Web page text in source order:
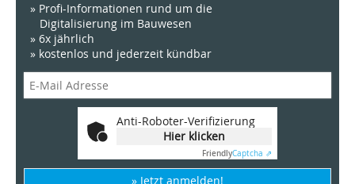
» Profi-Informationen rund um die
Digitalisierung im Bauwesen
» 6x jährlich
» kostenlos und jederzeit kündbar
Anti-Roboter-Verifizierung
Hier klicken
FriendlyCaptcha ⇗
» Jetzt anmelden!